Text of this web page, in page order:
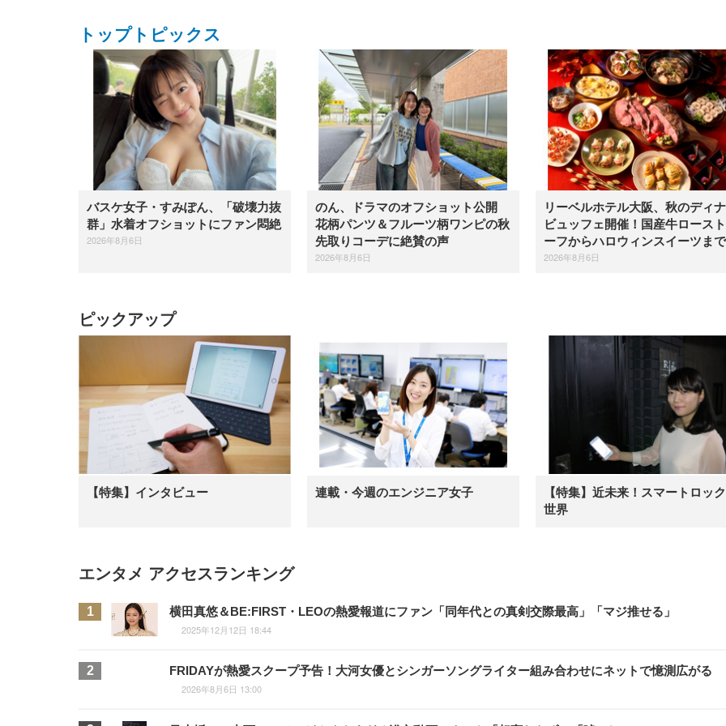
トップトピックス
バスケ女子・すみぽん、「破壊力抜
群」水着オフショットにファン悶絶
2026年8月6日
のん、ドラマのオフショット公開
花柄パンツ＆フルーツ柄ワンピの秋
先取りコーデに絶賛の声
2026年8月6日
リーベルホテル大阪、秋のディ
ビュッフェ開催！国産牛ロース
ーフからハロウィンスイーツまで
2026年8月6日
ピックアップ
【特集】インタビュー 連載・今週のエンジニア女子
【特集】近未来！スマートロッ
世界
エンタメ アクセスランキング
横田真悠＆BE:FIRST・LEOの熱愛報道にファン「同年代との真剣交際最高」「マジ推せる」
2025年12月12日 18:44
FRIDAYが熱愛スクープ予告！大河女優とシンガーソングライター組み合わせにネットで憶測広がる
2026年8月6日 13:00